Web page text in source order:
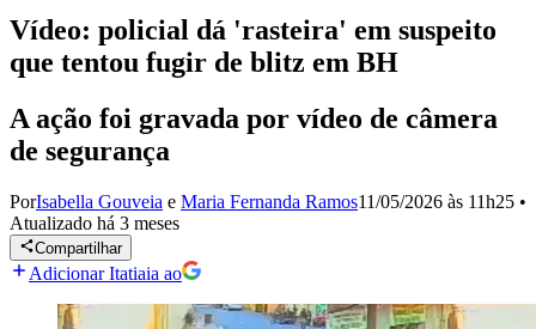
Vídeo: policial dá 'rasteira' em suspeito
que tentou fugir de blitz em BH
A ação foi gravada por vídeo de câmera
de segurança
PorIsabella Gouveia e Maria Fernanda Ramos11/05/2026 às 11h25 •
Atualizado há 3 meses
Compartilhar
Adicionar Itatiaia ao